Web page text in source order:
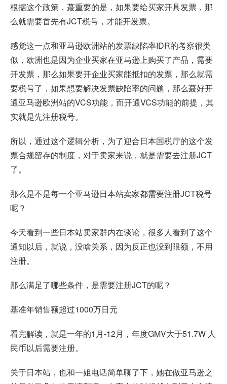
根据这个政策，蕞重要的是，如果要给买家开具发票，那
么就需要首先有JCT税号，才能开发票。
感觉这一点和亚马逊欧洲站的发票缺陷率IDR的考察很类
似，欧洲也是因为企业买家在亚马逊上购买了产品，需要
开发票，那么如果要开企业买家能抵扣的发票，那么就需
要税号了，如果想要解决发票缺陷率的问题，那么蕞好开
通亚马逊欧洲站的VCS功能，而开通VCS功能的前提，其
实就是先注册税号。
所以，通过这个逻辑分析，为了迎合日本国税厅的这个发
票合规留存的制度，对于卖家来说，就是需要去注册JCT
了。
那么是不是每一个亚马逊日本站卖家都需要注册JCT税号
呢？
今天看到一些日本站卖家群内在谈论，很多人看到了这个
通知以后，就说，没啥关系，因为反正也没到限额，不用
注册。
那么满足了哪些条件，是需要注册JCT的呢？
基准年销售额超过1000万日元
看完解读，就是一年的1月-12月，年度GMV大于51.7W 人
民币以后需要注册。
关于日本站，也和一姐电话简单聊了下，她在做亚马逊之